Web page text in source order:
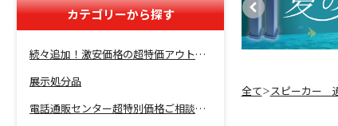
カテゴリーから探す
続々追加！激安価格の超特価アウトレットセール開催！
展示処分品
電話通販センター超特別価格ご相談コーナー！
全て＞スピーカー